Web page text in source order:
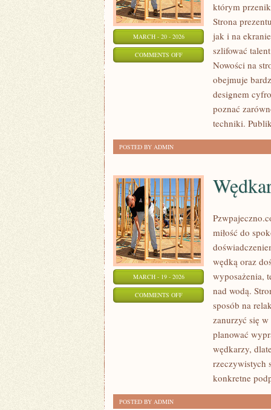
MARCH - 20 - 2026
COMMENTS OFFON
INSPIRACJE
ARTYSTYCZNE
którym
Strona
jak i na
szlifować
Nowości na
obejmuje
designem
poznać
techniki.
POSTED BY ADMIN
MARCH - 19 - 2026
COMMENTS OFFON
WĘDKARSTWO
EKSTREMALNE
miłość do
wędką oraz
wyposażenia,
nad wodą.
sposób na
zanurzyć się
planować
wędkarzy,
rzeczywistych
konkretne
POSTED BY ADMIN